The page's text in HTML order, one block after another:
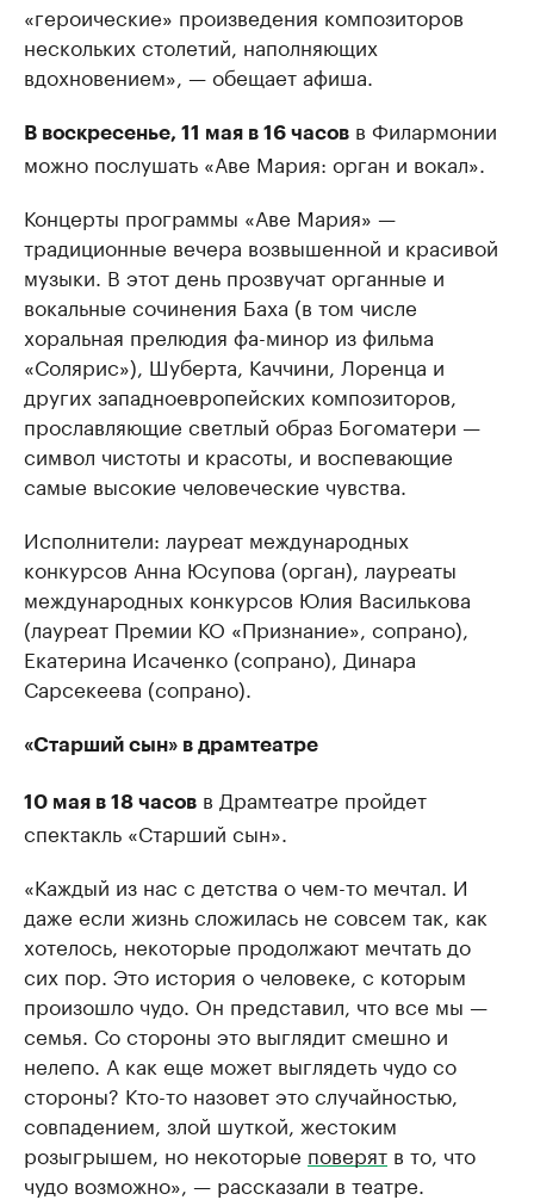
«героические» произведения композиторов
нескольких столетий, наполняющих
вдохновением», — обещает афиша.
В воскресенье, 11 мая в 16 часов в Филармонии
можно послушать «Аве Мария: орган и вокал».
Концерты программы «Аве Мария» —
традиционные вечера возвышенной и красивой
музыки. В этот день прозвучат органные и
вокальные сочинения Баха (в том числе
хоральная прелюдия фа-минор из фильма
«Солярис»), Шуберта, Каччини, Лоренца и
других западноевропейских композиторов,
прославляющие светлый образ Богоматери —
символ чистоты и красоты, и воспевающие
самые высокие человеческие чувства.
Исполнители: лауреат международных
конкурсов Анна Юсупова (орган), лауреаты
международных конкурсов Юлия Василькова
(лауреат Премии КО «Признание», сопрано),
Екатерина Исаченко (сопрано), Динара
Сарсекеева (сопрано).
«Старший сын» в драмтеатре
10 мая в 18 часов в Драмтеатре пройдет
спектакль «Старший сын».
«Каждый из нас с детства о чем-то мечтал. И
даже если жизнь сложилась не совсем так, как
хотелось, некоторые продолжают мечтать до
сих пор. Это история о человеке, с которым
произошло чудо. Он представил, что все мы —
семья. Со стороны это выглядит смешно и
нелепо. А как еще может выглядеть чудо со
стороны? Кто-то назовет это случайностью,
совпадением, злой шуткой, жестоким
розыгрышем, но некоторые поверят в то, что
чудо возможно», — рассказали в театре.